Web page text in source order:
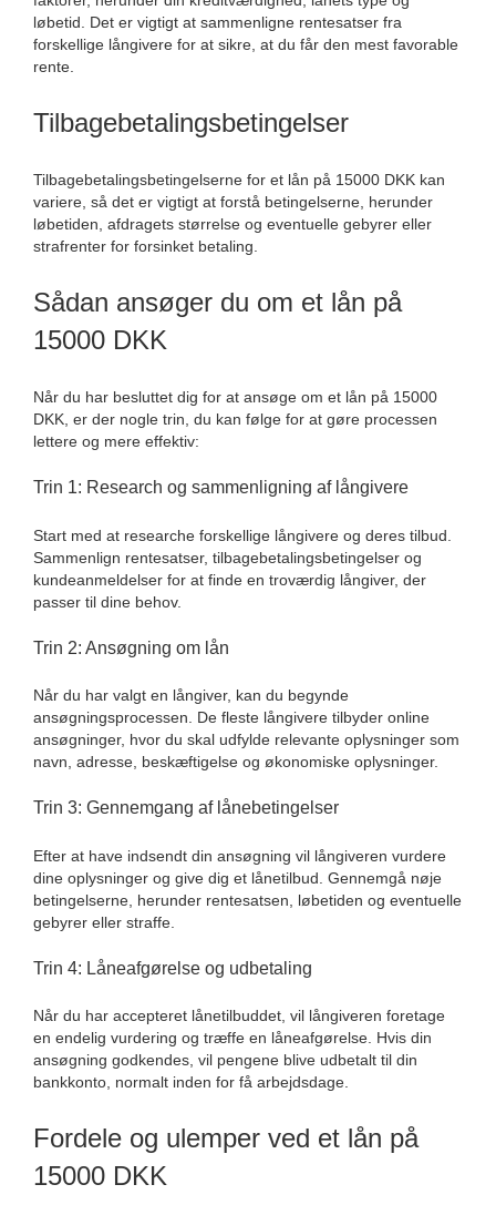
løbetid. Det er vigtigt at sammenligne rentesatser fra
forskellige långivere for at sikre, at du får den mest favorable
rente.
Tilbagebetalingsbetingelser
Tilbagebetalingsbetingelserne for et lån på 15000 DKK kan
variere, så det er vigtigt at forstå betingelserne, herunder
løbetiden, afdragets størrelse og eventuelle gebyrer eller
strafrenter for forsinket betaling.
Sådan ansøger du om et lån på
15000 DKK
Når du har besluttet dig for at ansøge om et lån på 15000
DKK, er der nogle trin, du kan følge for at gøre processen
lettere og mere effektiv:
Trin 1: Research og sammenligning af långivere
Start med at researche forskellige långivere og deres tilbud.
Sammenlign rentesatser, tilbagebetalingsbetingelser og
kundeanmeldelser for at finde en troværdig långiver, der
passer til dine behov.
Trin 2: Ansøgning om lån
Når du har valgt en långiver, kan du begynde
ansøgningsprocessen. De fleste långivere tilbyder online
ansøgninger, hvor du skal udfylde relevante oplysninger som
navn, adresse, beskæftigelse og økonomiske oplysninger.
Trin 3: Gennemgang af lånebetingelser
Efter at have indsendt din ansøgning vil långiveren vurdere
dine oplysninger og give dig et lånetilbud. Gennemgå nøje
betingelserne, herunder rentesatsen, løbetiden og eventuelle
gebyrer eller straffe.
Trin 4: Låneafgørelse og udbetaling
Når du har accepteret lånetilbuddet, vil långiveren foretage
en endelig vurdering og træffe en låneafgørelse. Hvis din
ansøgning godkendes, vil pengene blive udbetalt til din
bankkonto, normalt inden for få arbejdsdage.
Fordele og ulemper ved et lån på
15000 DKK